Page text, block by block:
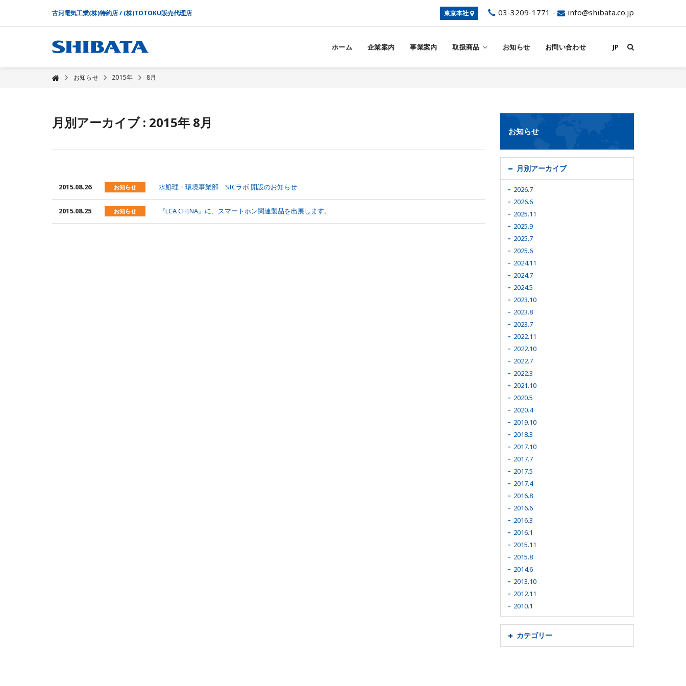
古河電気工業(株)特約店 / (株)TOTOKU販売代理店 東京本社 03-3209-1771 - info@shibata.co.jp
JP
ホーム 企業案内 事業案内 取扱商品 お知らせ お問い合わせ
お知らせ 2015年 8月
月別アーカイブ : 2015年 8月
2015.08.26 お知らせ 水処理・環境事業部 SICラボ 開設のお知らせ
2015.08.25 お知らせ 『LCA CHINA』に、スマートホン関連製品を出展します。
お知らせ
月別アーカイブ
2026.7
2026.6
2025.11
2025.9
2025.7
2025.6
2024.11
2024.7
2024.5
2023.10
2023.8
2023.7
2022.11
2022.10
2022.7
2022.3
2021.10
2020.5
2020.4
2019.10
2018.3
2017.10
2017.7
2017.5
2017.4
2016.8
2016.6
2016.3
2016.1
2015.11
2015.8
2014.6
2013.10
2012.11
2010.1
カテゴリー